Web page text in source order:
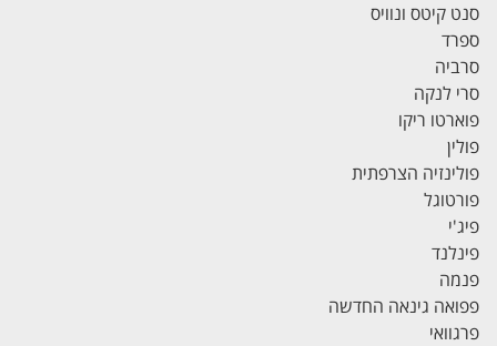
סנט קיטס ונוויס
ספרד
סרביה
סרי לנקה
פוארטו ריקו
פולין
פולינזיה הצרפתית
פורטוגל
פיג'י
פינלנד
פנמה
פפואה גינאה החדשה
פרגוואי